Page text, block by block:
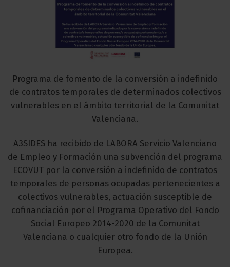
Programa de fomento de la conversión a indefinido
de contratos temporales de determinados colectivos
vulnerables en el ámbito territorial de la Comunitat
Valenciana.
A3SIDES ha recibido de LABORA Servicio Valenciano
de Empleo y Formación una subvención del programa
ECOVUT por la conversión a indefinido de contratos
temporales de personas ocupadas pertenecientes a
colectivos vulnerables, actuación susceptible de
cofinanciación por el Programa Operativo del Fondo
Social Europeo 2014-2020 de la Comunitat
Valenciana o cualquier otro fondo de la Unión
Europea.